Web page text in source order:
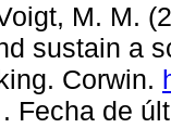
M. M.
sustain a
Corwin.
. Fecha de